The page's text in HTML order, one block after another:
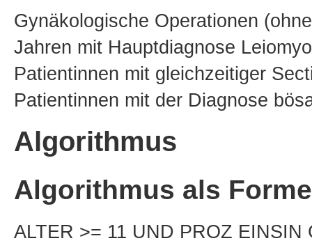
Gynäkologische Operationen
Jahren mit Hauptdiagnose
Patientinnen mit gleichzeitiger
Patientinnen mit der Diagnose
Algorithmus
Algorithmus als
ALTER >= 11 UND PROZ